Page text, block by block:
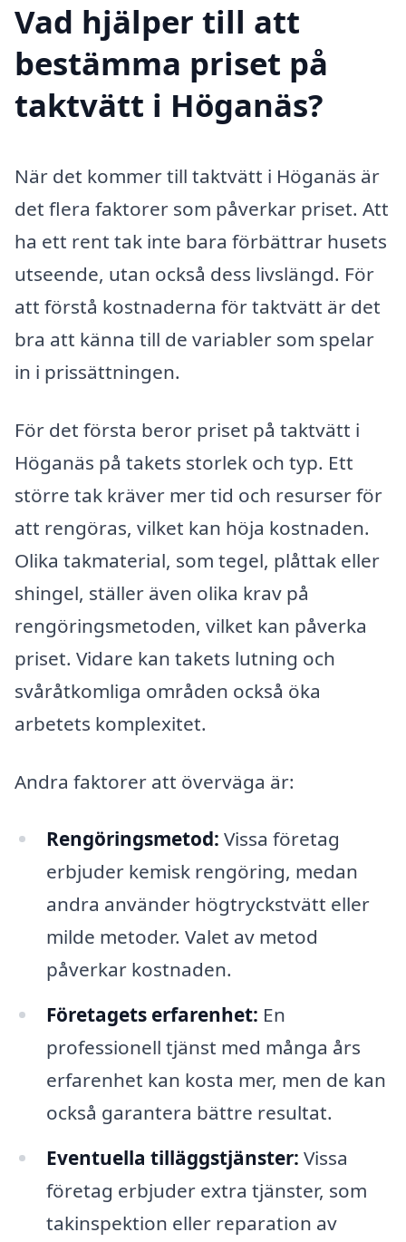
Vad hjälper till att
bestämma priset på
taktvätt i Höganäs?
När det kommer till taktvätt i Höganäs är
det flera faktorer som påverkar priset. Att
ha ett rent tak inte bara förbättrar husets
utseende, utan också dess livslängd. För
att förstå kostnaderna för taktvätt är det
bra att känna till de variabler som spelar
in i prissättningen.
För det första beror priset på taktvätt i
Höganäs på takets storlek och typ. Ett
större tak kräver mer tid och resurser för
att rengöras, vilket kan höja kostnaden.
Olika takmaterial, som tegel, plåttak eller
shingel, ställer även olika krav på
rengöringsmetoden, vilket kan påverka
priset. Vidare kan takets lutning och
svåråtkomliga områden också öka
arbetets komplexitet.
Andra faktorer att överväga är:
Rengöringsmetod: Vissa företag
erbjuder kemisk rengöring, medan
andra använder högtryckstvätt eller
milde metoder. Valet av metod
påverkar kostnaden.
Företagets erfarenhet: En
professionell tjänst med många års
erfarenhet kan kosta mer, men de kan
också garantera bättre resultat.
Eventuella tilläggstjänster: Vissa
företag erbjuder extra tjänster, som
takinspektion eller reparation av